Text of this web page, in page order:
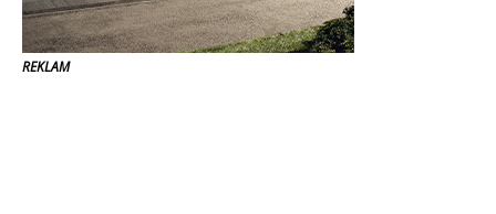
REKLAM